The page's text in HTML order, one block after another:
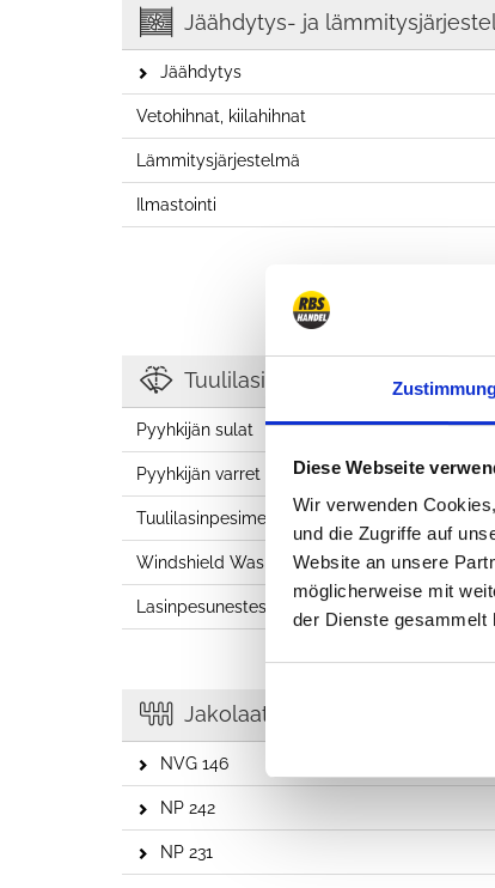
Diese Webseite
Wir verwenden
und die Zugriffe auf
Website an unsere
möglicherweise mit
der Dienste gesammelt
Jäähdytys- ja lämmitysjärjestelmä,
Jäähdytys
Vetohihnat, kiilahihnat
Lämmitysjärjestelmä
Ilmastointi
Tuulilasinpyyhkimet
Pyyhkijän sulat
Pyyhkijän varret
Tuulilasinpesimen pumput
Windshield Washer Nozzle
Lasinpesunestesäiliö
Jakolaatikot
NVG 146
NP 242
NP 231